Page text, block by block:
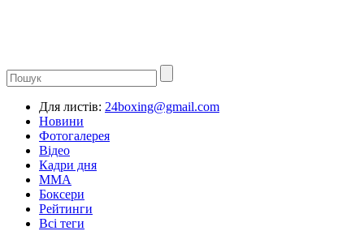
Для листів: 24boxing@gmail.com
Новини
Фотогалерея
Відео
Кадри дня
ММА
Боксери
Рейтинги
Всі теги